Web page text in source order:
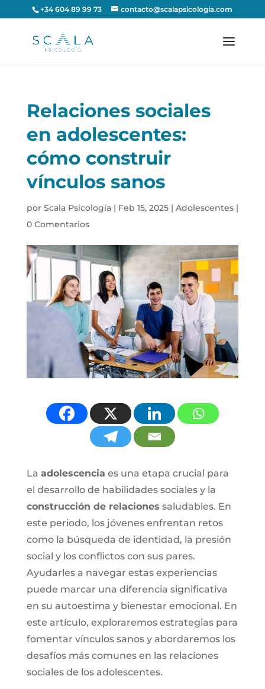
+34 604 89 99 73 contacto@scalapsicologia.com
Relaciones sociales
en adolescentes:
cómo construir
vínculos sanos
por Scala Psicología| Feb 15, 2025| Adolescentes|
0 Comentarios
La adolescencia es una etapa crucial para
el desarrollo de habilidades sociales y la
construcción de relaciones saludables. En
este periodo, los jóvenes enfrentan retos
como la búsqueda de identidad, la presión
social y los conflictos con sus pares.
Ayudarles a navegar estas experiencias
puede marcar una diferencia significativa
en su autoestima y bienestar emocional. En
este artículo, exploraremos estrategias para
fomentar vínculos sanos y abordaremos los
desafíos más comunes en las relaciones
sociales de los adolescentes.